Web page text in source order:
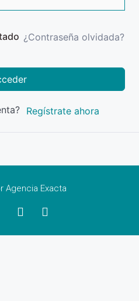
¿Contraseña olvidada?
Regístrate ahora
Agencia Exacta